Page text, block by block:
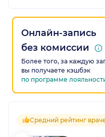
Онлайн-запись
без комиссии
Более того, за каждую
вы получаете кэшбэк
по программе
Средний рейтинг